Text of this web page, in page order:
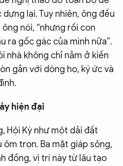
lại. Tuy nhiên, ông đều
ông nói, “nhưng rồi con
ra gốc gác của mình nữa”.
nhà không chỉ nằm ở kiến
gắn với dòng họ, ký ức và
hiện đại
Hội Kỳ như một dải đất
trọn. Ba mặt giáp sông,
đồng, vị trí này từ lâu tạo